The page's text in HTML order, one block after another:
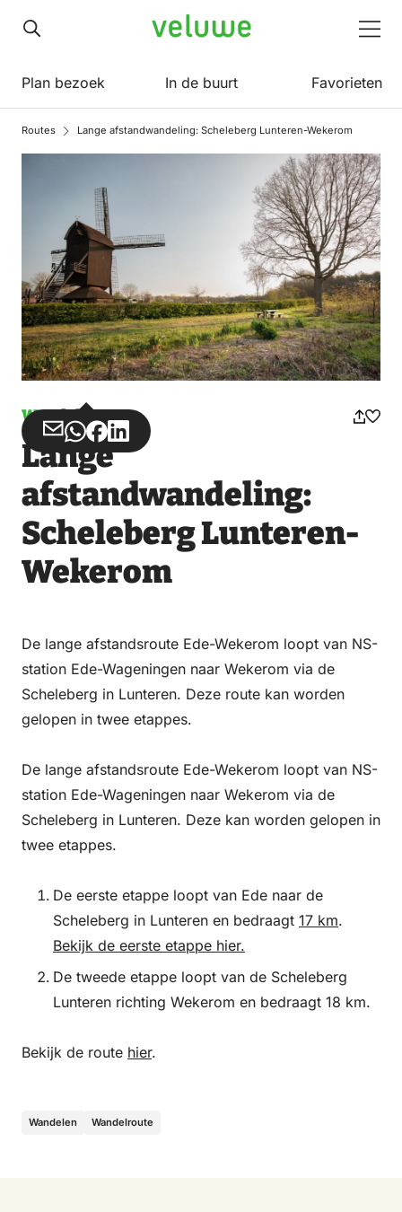
Veluwe
Plan bezoek In de buurt Favorieten
Routes Lange afstandwandeling: Scheleberg Lunteren-Wekerom
Wandelen
Deel
via
Email
Deel
via
WhatsApp
Deel
op
Facebook
Deel
op
LinkedIn
Lange
afstandwandeling:
Scheleberg Lunteren-
Wekerom
De lange afstandsroute Ede-Wekerom loopt van NS-
station Ede-Wageningen naar Wekerom via de
Scheleberg in Lunteren. Deze route kan worden
gelopen in twee etappes.
De lange afstandsroute Ede-Wekerom loopt van NS-
station Ede-Wageningen naar Wekerom via de
Scheleberg in Lunteren. Deze kan worden gelopen in
twee etappes.
De eerste etappe loopt van Ede naar de
Scheleberg in Lunteren en bedraagt 17 km.
Bekijk de eerste etappe hier.
De tweede etappe loopt van de Scheleberg
Lunteren richting Wekerom en bedraagt 18 km.
Bekijk de route hier.
Wandelen Wandelroute